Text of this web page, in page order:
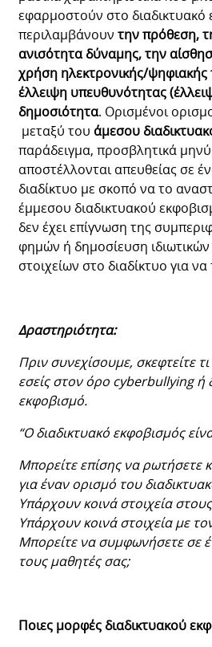
εφαρμοστούν στο διαδικτυακό
περιλαμβάνουντην πρόθεση,
ανισότητα δύναμης, την
χρήση ηλεκτρονικής/ψηφιακής
έλλειψη υπευθυνότητας
δημοσιότητα. Ορισμένοι
μεταξύ του άμεσου
παράδειγμα, προσβλητικά
αποστέλλονται απευθείας σε
διαδίκτυο με σκοπό να το
έμμεσου διαδικτυακού
δεν έχει επίγνωση της
φημών ή δημοσίευση
στοιχείων στο διαδίκτυο για
Δραστηριότητα:
Πριν συνεχίσουμε, σκεφτείτε
εσείς στον όρο cyberbullying ή
εκφοβισμό.
“Ο διαδικτυακό εκφοβισμός
Μπορείτε επίσης να ρωτήσετε
για έναν ορισμό του
Υπάρχουν κοινά στοιχεία
Υπάρχουν κοινά στοιχεία με
Μπορείτε να συμφωνήσετε σε
τους μαθητές σας;
Ποιες μορφές διαδικτυακού